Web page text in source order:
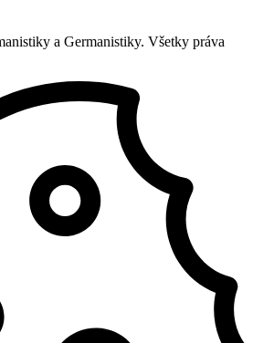
a Germanistiky. Všetky práva